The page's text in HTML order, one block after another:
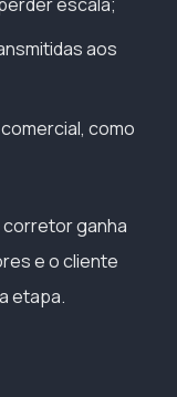
aos
como
ganha
e o cliente
etapa.